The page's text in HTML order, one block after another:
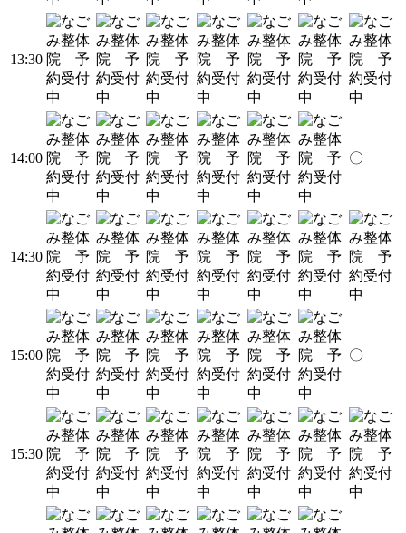
13:30
14:00 〇
14:30
15:00 〇
15:30